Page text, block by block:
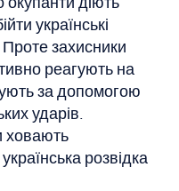
українські
Проте захисники
реагують на
за допомогою
ударів.
ховають
розвідка